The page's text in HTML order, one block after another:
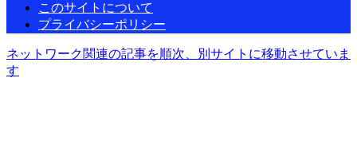
このサイトについて
プライバシーポリシー
ネットワーク関連の記事を順次、別サイトに移動させていま
す